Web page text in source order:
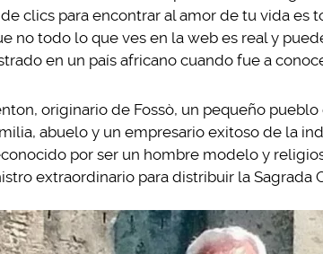
clics para encontrar al amor de tu vida es
no todo lo que ves en la web es real y
en un país africano cuando fue a
originario de Fossò, un pequeño
abuelo y un empresario exitoso de la
por ser un hombre modelo y
extraordinario para distribuir la Sagrada